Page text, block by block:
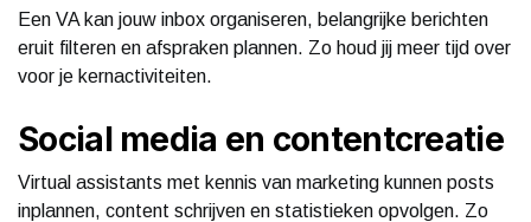
Een VA kan jouw inbox organiseren, belangrijke berichten
eruit filteren en afspraken plannen. Zo houd jij meer tijd over
voor je kernactiviteiten.
Social media en contentcreatie
Virtual assistants met kennis van marketing kunnen posts
inplannen, content schrijven en statistieken opvolgen. Zo